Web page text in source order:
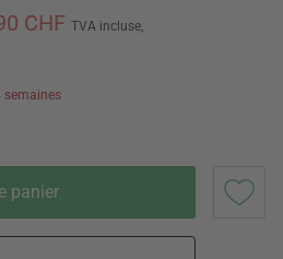
CHF TVA incluse,
semaines
panier